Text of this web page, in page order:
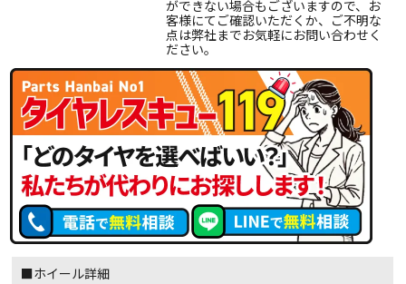
ができない場合もございますので、お
客様にてご確認いただくか、ご不明な
点は弊社までお気軽にお問い合わせく
ださい。
■ホイール詳細